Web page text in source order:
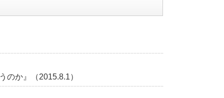
のか』（2015.8.1）